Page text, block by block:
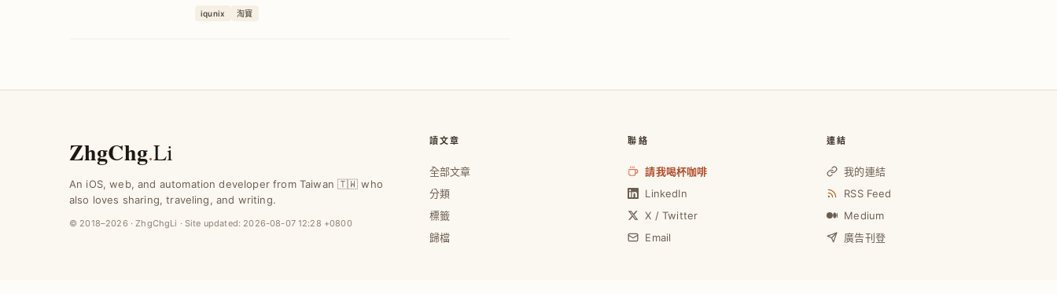
手感不足問題，輕鬆提升工作效率與舒適度。
iqunix 淘寶
ZhgChg.Li
An iOS, web, and automation developer from Taiwan 🇹🇼 who
also loves sharing, traveling, and writing.
© 2018–2026 · ZhgChgLi · Site updated: 2026-08-07 12:28 +0800
讀文章
全部文章
分類
標籤
歸檔
聯絡
請我喝杯咖啡
LinkedIn
X / Twitter
Email
連結
我的連結
RSS Feed
Medium
廣告刊登